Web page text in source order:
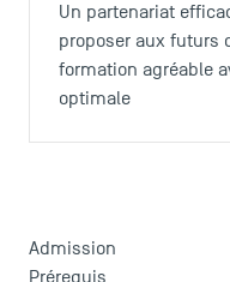
Un partenariat
proposer aux futurs
formation agréable
optimale
Admission
Prérequis